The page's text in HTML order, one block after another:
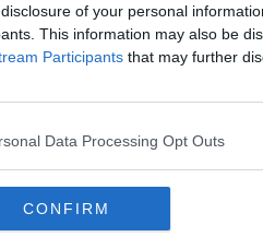
of your personal
This information may also be
Participants that may further
Data Processing Opt Outs
CONFIRM
Toscana iscriviti allaNewsletter
nella tua casella di posta.